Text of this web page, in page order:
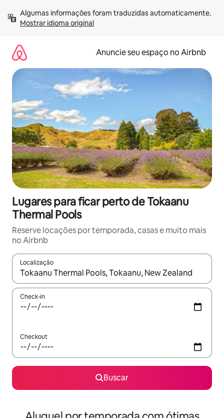
para
Mostrar idioma original
Anuncie seu espaço no Airbnb
Lugares para ficar perto de Tokaanu
Thermal Pools
Reserve locações por temporada, casas e muito mais
no Airbnb
Localização
Quando os resultados estiverem disponíveis, explore-os
Check-in
Checkout
Buscar